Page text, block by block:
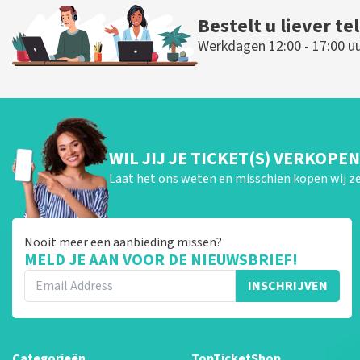
Bestelt u liever
Werkdagen 12:00 - 17:00
WIL JIJ JE TICKET(S)
Laat het ons weten en misschien kopen wij
Nooit meer een aanbieding missen?
MELD JE AAN VOOR DE NIEUWSBRIEF!
INSCHRIJVEN